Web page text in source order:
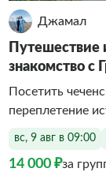
Джамал
Путешествие
знакомство с
Посетить
переплетение
вс, 9 авг в 09:00
14 000 ₽за